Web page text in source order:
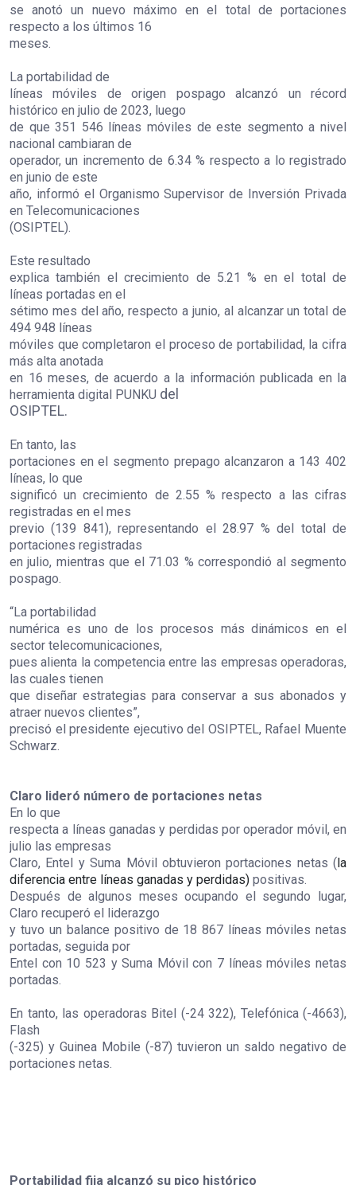
se anotó un nuevo máximo en el total de portaciones
respecto a los últimos 16
meses.
La portabilidad de
líneas móviles de origen pospago alcanzó un récord
histórico en julio de 2023, luego
de que 351 546 líneas móviles de este segmento a nivel
nacional cambiaran de
operador, un incremento de 6.34 % respecto a lo registrado
en junio de este
año, informó el Organismo Supervisor de Inversión Privada
en Telecomunicaciones
(OSIPTEL).
Este resultado
explica también el crecimiento de 5.21 % en el total de
líneas portadas en el
sétimo mes del año, respecto a junio, al alcanzar un total de
494 948 líneas
móviles que completaron el proceso de portabilidad, la cifra
más alta anotada
en 16 meses, de acuerdo a la información publicada en la
herramienta digital PUNKU del
OSIPTEL.
En tanto, las
portaciones en el segmento prepago alcanzaron a 143 402
líneas, lo que
significó un crecimiento de 2.55 % respecto a las cifras
registradas en el mes
previo (139 841), representando el 28.97 % del total de
portaciones registradas
en julio, mientras que el 71.03 % correspondió al segmento
pospago.
“La portabilidad
numérica es uno de los procesos más dinámicos en el
sector telecomunicaciones,
pues alienta la competencia entre las empresas operadoras,
las cuales tienen
que diseñar estrategias para conservar a sus abonados y
atraer nuevos clientes”,
precisó el presidente ejecutivo del OSIPTEL, Rafael Muente
Schwarz.
Claro lideró número de portaciones netas
En lo que
respecta a líneas ganadas y perdidas por operador móvil, en
julio las empresas
Claro, Entel y Suma Móvil obtuvieron portaciones netas ( la
diferencia entre líneas ganadas y perdidas) positivas.
Después de algunos meses ocupando el segundo lugar,
Claro recuperó el liderazgo
y tuvo un balance positivo de 18 867 líneas móviles netas
portadas, seguida por
Entel con 10 523 y Suma Móvil con 7 líneas móviles netas
portadas.
En tanto, las operadoras Bitel (-24 322), Telefónica (-4663),
Flash
(-325) y Guinea Mobile (-87) tuvieron un saldo negativo de
portaciones netas.
Portabilidad fija alcanzó su pico histórico